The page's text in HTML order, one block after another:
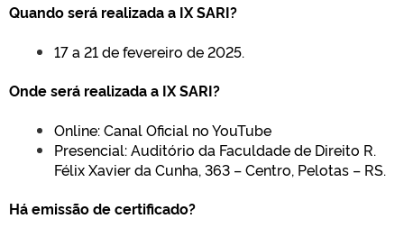
TELEFONES
Quando será realizada a IX SARI?
17 a 21 de fevereiro de 2025.
Onde será realizada a IX SARI?
Online: Canal Oficial no YouTube
Presencial: Auditório da Faculdade de Direito R.
Félix Xavier da Cunha, 363 – Centro, Pelotas – RS.
Há emissão de certificado?